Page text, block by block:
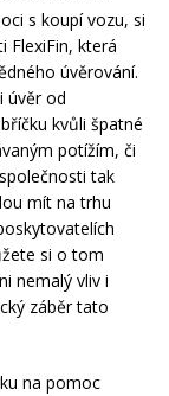
s koupí vozu, si
FlexiFin, která
úvěrování.
úvěr od
kvůli špatné
potížím, či
tak
mít na trhu
si o tom
nemalý vliv i
záběr tato
na pomoc